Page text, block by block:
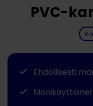
PVC-
Ehdollisesti